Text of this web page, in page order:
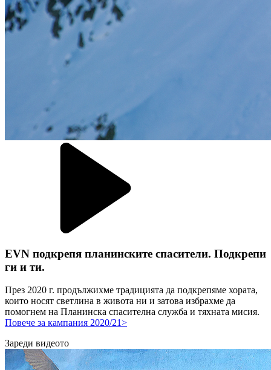
EVN подкрепя планинските спасители. Подкрепи
ги и ти.
През 2020 г. продължихме традицията да подкрепяме хората,
които носят светлина в живота ни и затова избрахме да
помогнем на Планинска спасителна служба и тяхната мисия.
Повече за кампания 2020/21>
Зареди видеото